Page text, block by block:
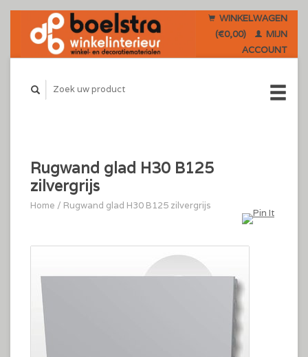
WINKELWAGEN
(€0,00)
MIJN
ACCOUNT
Rugwand glad H30 B125
zilvergrijs
Home / Rugwand glad H30 B125 zilvergrijs